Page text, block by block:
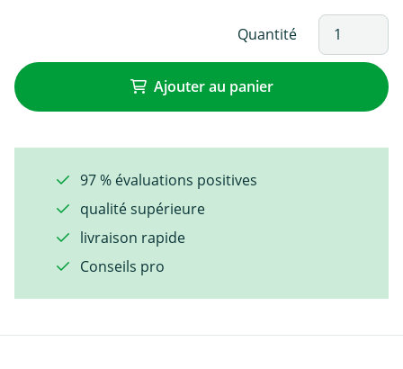
Quantité
Ajouter au panier
97 % évaluations positives
qualité supérieure
livraison rapide
Conseils pro